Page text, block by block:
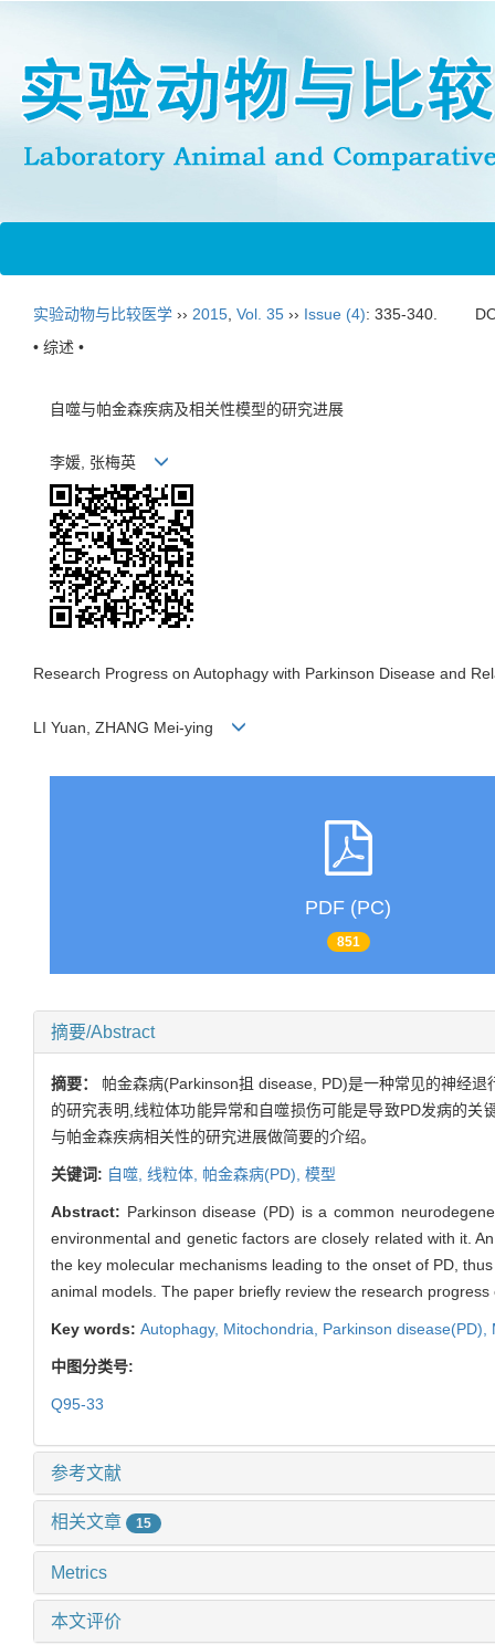
实验动物与比较医学 ›› 2015 Vol. 35 ›› Issue (4): 335-340.
• 综述 •
自噬与帕金森疾病及相关性模型的研究进展
李媛, 张梅英
Research Progress on Autophagy with Parkinson Disease and
LI Yuan, ZHANG Mei-ying
PDF (PC)
851
摘要/Abstract
摘要： 帕金森病(Parkinson抯 disease, PD)是一种常见的神经
的研究表明,线粒体功能异常和自噬损伤可能是导致PD发病的
与帕金森疾病相关性的研究进展做简要的介绍。
关键词: 自噬, 线粒体, 帕金森病(PD), 模型
Abstract: Parkinson disease (PD) is a common
environmental and genetic factors are closely related with it.
the key molecular mechanisms leading to the onset of PD,
animal models. The paper briefly review the research
Key words: Autophagy, Mitochondria, Parkinson disease(PD),
中图分类号:
Q95-33
参考文献
相关文章 15
Metrics
本文评价